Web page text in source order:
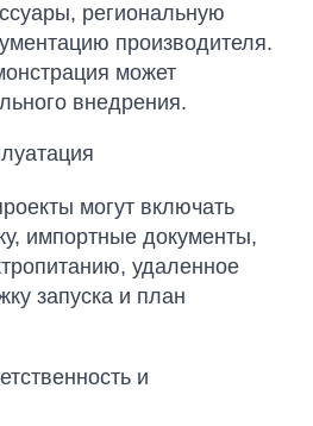
региональную
производителя.
может
внедрения.
могут включать
импортные документы,
удаленное
запуска и план
и